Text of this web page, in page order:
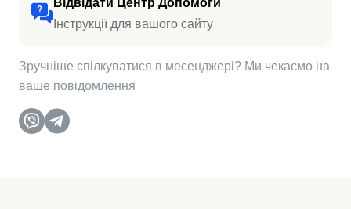
Інструкції для вашого сайту
Зручніше спілкуватися в месенджері? Ми чекаємо на
ваше повідомлення